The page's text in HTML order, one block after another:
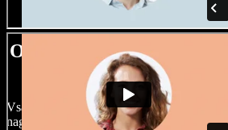
Ogromna izbira moških
ter naglasov
Vsak projekt je unikaten. Izbirajte med
naglasov ter jih prilagodite po svoje.